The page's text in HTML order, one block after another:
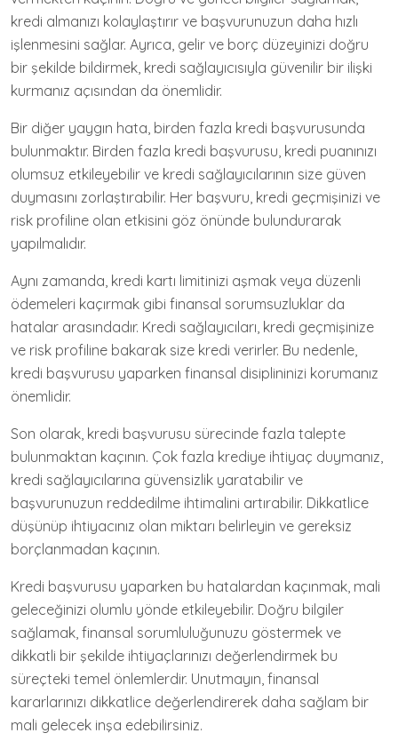
kredi almanızı kolaylaştırır ve başvurunuzun daha hızlı
işlenmesini sağlar. Ayrıca, gelir ve borç düzeyinizi doğru
bir şekilde bildirmek, kredi sağlayıcısıyla güvenilir bir ilişki
kurmanız açısından da önemlidir.
Bir diğer yaygın hata, birden fazla kredi başvurusunda
bulunmaktır. Birden fazla kredi başvurusu, kredi puanınızı
olumsuz etkileyebilir ve kredi sağlayıcılarının size güven
duymasını zorlaştırabilir. Her başvuru, kredi geçmişinizi ve
risk profiline olan etkisini göz önünde bulundurarak
yapılmalıdır.
Aynı zamanda, kredi kartı limitinizi aşmak veya düzenli
ödemeleri kaçırmak gibi finansal sorumsuzluklar da
hatalar arasındadır. Kredi sağlayıcıları, kredi geçmişinize
ve risk profiline bakarak size kredi verirler. Bu nedenle,
kredi başvurusu yaparken finansal disiplininizi korumanız
önemlidir.
Son olarak, kredi başvurusu sürecinde fazla talepte
bulunmaktan kaçının. Çok fazla krediye ihtiyaç duymanız,
kredi sağlayıcılarına güvensizlik yaratabilir ve
başvurunuzun reddedilme ihtimalini artırabilir. Dikkatlice
düşünüp ihtiyacınız olan miktarı belirleyin ve gereksiz
borçlanmadan kaçının.
Kredi başvurusu yaparken bu hatalardan kaçınmak, mali
geleceğinizi olumlu yönde etkileyebilir. Doğru bilgiler
sağlamak, finansal sorumluluğunuzu göstermek ve
dikkatli bir şekilde ihtiyaçlarınızı değerlendirmek bu
süreçteki temel önlemlerdir. Unutmayın, finansal
kararlarınızı dikkatlice değerlendirerek daha sağlam bir
mali gelecek inşa edebilirsiniz.